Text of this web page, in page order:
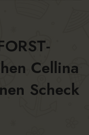
Cellina
Scheck